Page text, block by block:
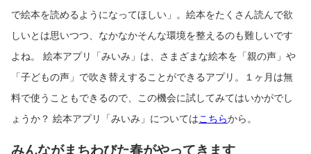
で絵本を読めるようになってほしい」。絵本をたくさん読んで欲
しいとは思いつつ、なかなかそんな環境を整えるのも難しいです
よね。 絵本アプリ「みいみ」は、さまざまな絵本を「親の声」や
「子どもの声」で吹き替えすることができるアプリ。１ヶ月は無
料で使うこともできるので、この機会に試してみてはいかがでし
ょうか？ 絵本アプリ「みいみ」についてはこちらから。
みんながまちわびた春がやってきます